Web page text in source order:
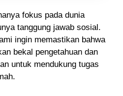
fokus pada dunia
tanggung jawab sosial.
ingin memastikan bahwa
bekal pengetahuan dan
untuk mendukung tugas